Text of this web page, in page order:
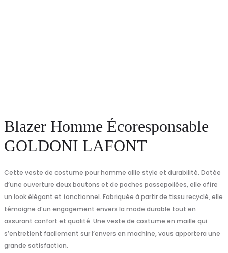
Blazer Homme Écoresponsable
GOLDONI LAFONT
Cette veste de costume pour homme allie style et durabilité. Dotée
d’une ouverture deux boutons et de poches passepoilées, elle offre
un look élégant et fonctionnel. Fabriquée à partir de tissu recyclé, elle
témoigne d’un engagement envers la mode durable tout en
assurant confort et qualité. Une veste de costume en maille qui
s’entretient facilement sur l’envers en machine, vous apportera une
grande satisfaction.